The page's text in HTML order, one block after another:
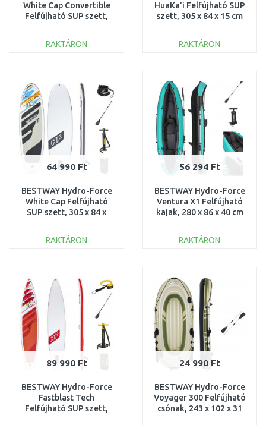
White Cap Convertible
Felfújható SUP szett,
RAKTÁRON
HuaKa'i Felfújható SUP
szett, 305 x 84 x 15 cm
RAKTÁRON
Összehasonlítás
64 990 Ft
BESTWAY Hydro-Force
White Cap Felfújható
SUP szett, 305 x 84 x
RAKTÁRON
56 294 Ft
BESTWAY Hydro-Force
Ventura X1 Felfújható
kajak, 280 x 86 x 40 cm
RAKTÁRON
Összehasonlítás
89 990 Ft
BESTWAY Hydro-Force
Fastblast Tech
Felfújható SUP szett,
24 990 Ft
BESTWAY Hydro-Force
Voyager 300 Felfújható
csónak, 243 x 102 x 31